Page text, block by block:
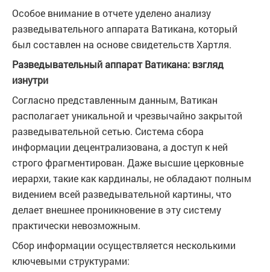
Особое внимание в отчете уделено анализу
разведывательного аппарата Ватикана, который
был составлен на основе свидетельств Хартля.
Разведывательный аппарат Ватикана: взгляд
изнутри
Согласно представленным данным, Ватикан
располагает уникальной и чрезвычайно закрытой
разведывательной сетью. Система сбора
информации децентрализована, а доступ к ней
строго фрагментирован. Даже высшие церковные
иерархи, такие как кардиналы, не обладают полным
видением всей разведывательной картины, что
делает внешнее проникновение в эту систему
практически невозможным.
Сбор информации осуществляется несколькими
ключевыми структурами: